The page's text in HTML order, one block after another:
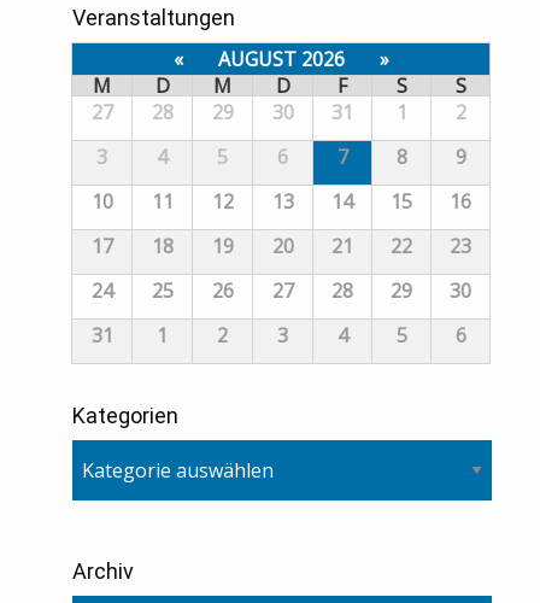
Veranstaltungen
« AUGUST 2026
»
M
D M D F S
S
27
28 29 30 31 1
2
3
4 5 6 7 8
9
10
11 12 13 14 15
16
17
18 19 20 21 22
23
24
25 26 27 28 29
30
31
1 2 3 4 5 6
Kategorien
Archiv